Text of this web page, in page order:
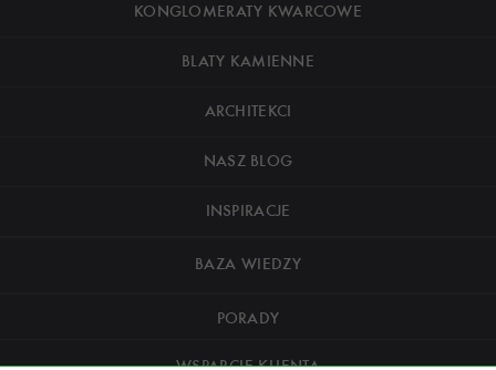
KONGLOMERATY KWARCOWE
BLATY KAMIENNE
ARCHITEKCI
NASZ BLOG
INSPIRACJE
BAZA WIEDZY
PORADY